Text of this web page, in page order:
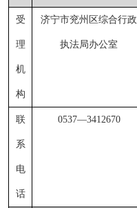
受
理
机
构
济宁市兖州区综合行政
执法局办公室
联
系
电
话
0537—3412670